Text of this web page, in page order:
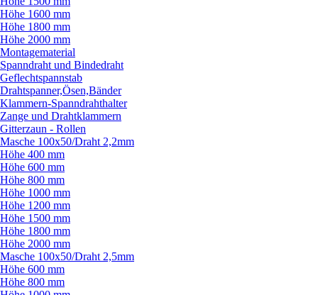
Höhe 1600 mm
Höhe 1800 mm
Höhe 2000 mm
Montagematerial
Spanndraht und Bindedraht
Geflechtspannstab
Drahtspanner,Ösen,Bänder
Klammern-Spanndrahthalter
Zange und Drahtklammern
Gitterzaun - Rollen
Masche 100x50/Draht 2,2mm
Höhe 400 mm
Höhe 600 mm
Höhe 800 mm
Höhe 1000 mm
Höhe 1200 mm
Höhe 1500 mm
Höhe 1800 mm
Höhe 2000 mm
Masche 100x50/Draht 2,5mm
Höhe 600 mm
Höhe 800 mm